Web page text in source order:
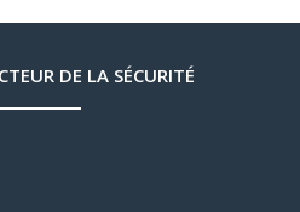
DE LA SÉCURITÉ